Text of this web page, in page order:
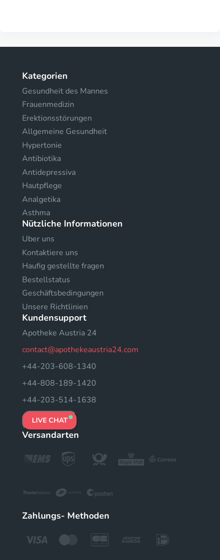
Kategorien
Gesundheit des Mannes
Frauenmedizin
Erektionsstörungen
Allgemeine Gesundheit
Hypertonie
Antibiotika
Antidepressiva
Hautpflege
Analgetika
Asthma
Nützliche Informationen
Uber uns
Kontaktiere uns
Haufig gestellte fragen
Bestellstatus
Geschäftsbedingungen
Unsere Richtlinien
Kundensupport
Apotheke Austria 24
contact@apothekeaustria24.com
+44-203-608-1340
+44-808-189-1420
+44-203-514-1638
LIVE CHAT
Versandarten
Zahlungs- Methoden